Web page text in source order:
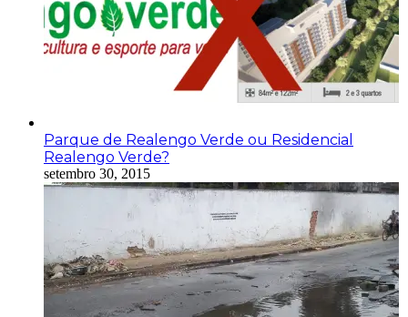
Parque de Realengo Verde ou Residencial
Realengo Verde?
setembro 30, 2015